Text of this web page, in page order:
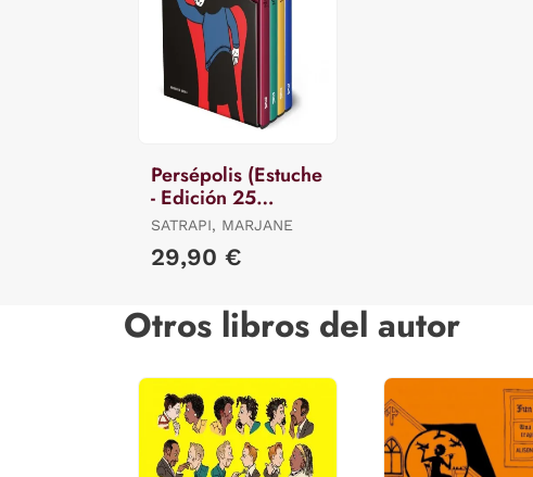
Persépolis (Estuche
- Edición 25
Aniversario)
SATRAPI, MARJANE
29,90 €
Otros libros del autor